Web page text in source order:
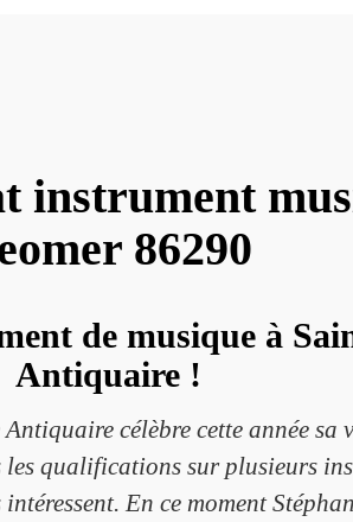
instrument
86290
de musique à
Antiquaire !
célèbre cette année
qualifications sur plusieurs
En ce moment